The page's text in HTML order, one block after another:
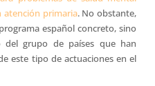
atención primaria. No obstante,
español concreto, sino
del grupo de países que han
este tipo de actuaciones en el